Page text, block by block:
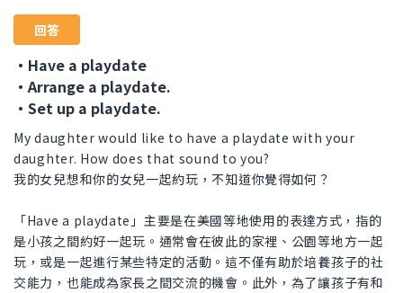
回答
・Have a playdate
・Arrange a playdate.
・Set up a playdate.
My daughter would like to have a playdate with your
daughter. How does that sound to you?
我的女兒想和你的女兒一起約玩，不知道你覺得如何？
「Have a playdate」主要是在美國等地使用的表達方式，指的
是小孩之間約好一起玩。通常會在彼此的家裡、公園等地方一起
玩，或是一起進行某些特定的活動。這不僅有助於培養孩子的社
交能力，也能成為家長之間交流的機會。此外，為了讓孩子有和